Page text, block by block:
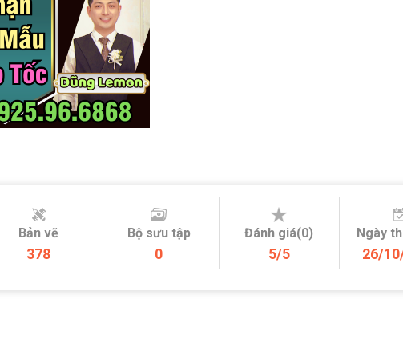
Bản vẽ
378
Bộ sưu tập
0
Đánh giá(0)
5/5
Ngày
26/